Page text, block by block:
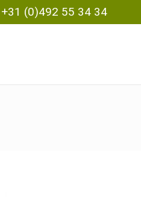
+31 (0)492 55 34 34